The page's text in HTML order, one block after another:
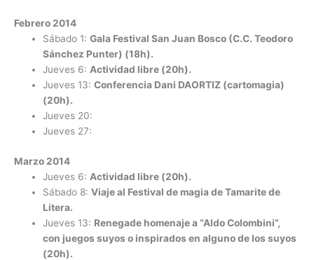
Febrero 2014
Sábado 1:Gala Festival San Juan Bosco (C.C. Teodoro
Sánchez Punter) (18h).
Jueves 6:Actividad libre (20h).
Jueves 13:Conferencia Dani DAORTIZ (cartomagia)
(20h).
Jueves 20:
Jueves 27:
Marzo 2014
Jueves 6: Actividad libre (20h).
Sábado 8:Viaje al Festival de magia de Tamarite de
Litera.
Jueves 13: Renegade homenaje a “Aldo Colombini”,
con juegos suyos o inspirados en alguno de los suyos
(20h).